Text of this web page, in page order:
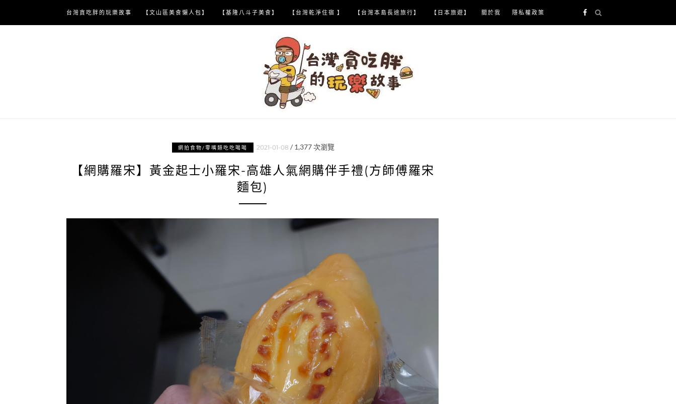
content
台灣貪吃胖的玩樂故事 【文山區美食懶人包】 【基隆八斗子美食】 【台灣乾淨住宿 】 【台灣本島長途旅行】 【日本旅遊】 關於我 隱私權政策
網拍食物/零嘴類吃吃喝喝 2021-01-08 / 1,377次瀏覽
【網購羅宋】黃金起士小羅宋-高雄人氣網購伴手禮(方師傅羅宋
麵包)